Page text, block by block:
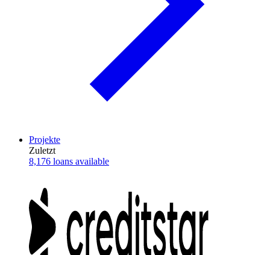
Projekte
Zuletzt
8,176 loans available